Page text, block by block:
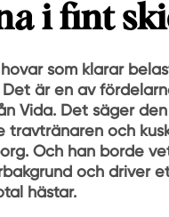
i fint
som klarar
Det är en av
Vida. Det säger den
travtränaren och
Och han borde
och driver
hästar.